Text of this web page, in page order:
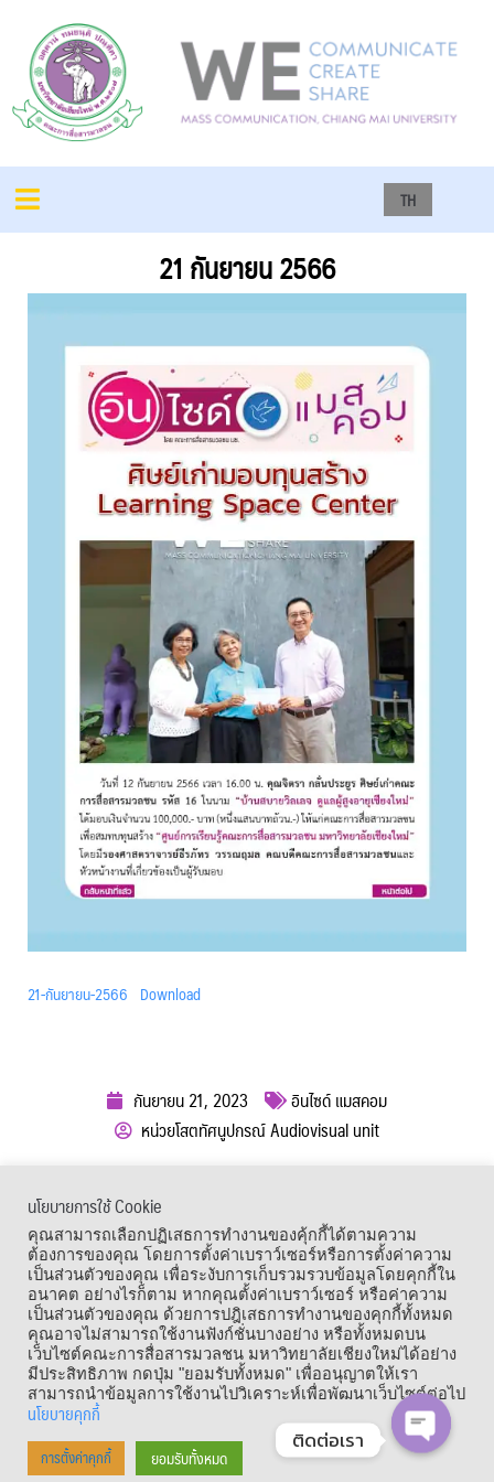
TH
21 กันยายน 2566
21-กันยายน-2566 Download
กันยายน 21, 2023
อินไซด์ แมสคอม
หน่วยโสตทัศนูปกรณ์ Audiovisual unit
เมนูลัด
Copyright © 1964 – 2021 Faculty of Mass Communication, Chiang Mai
นโยบายการใช้ Cookie
คุณสามารถเลือกปฏิเสธการทำงานของคุ้กกี้ได้ตามความ
ต้องการของคุณ โดยการตั้งค่าเบราว์เซอร์หรือการตั้งค่าความ
เป็นส่วนตัวของคุณ เพื่อระงับการเก็บรวมรวบข้อมูลโดยคุกกี้ใน
อนาคต อย่างไรก็ตาม หากคุณตั้งค่าเบราว์เซอร์ หรือค่าความ
เป็นส่วนตัวของคุณ ด้วยการปฎิเสธการทำงานของคุกกี้ทั้งหมด
คุณอาจไม่สามารถใช้งานฟังก์ชั่นบางอย่าง หรือทั้งหมดบน
เว็บไซต์คณะการสื่อสารมวลชน มหาวิทยาลัยเชียงใหม่ได้อย่าง
มีประสิทธิภาพ กดปุ่ม "ยอมรับทั้งหมด" เพื่ออนุญาตให้เรา
สามารถนำข้อมูลการใช้งานไปวิเคราะห์เพื่อพัฒนาเว็บไซต์ต่อไป
นโยบายคุกกี้
การตั้งค่าคุกกี้ ยอมรับทั้งหมด
ติดต่อเรา
OPEN